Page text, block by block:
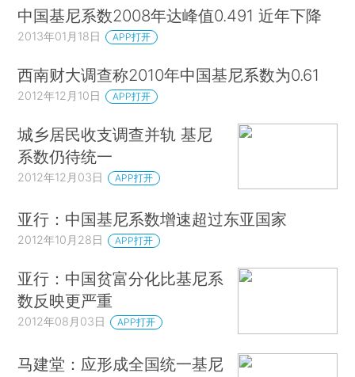
中国基尼系数2008年达峰值0.491 近年下降
2013年01月18日 APP打开
西南财大调查称2010年中国基尼系数为0.61
2012年12月10日 APP打开
城乡居民收支调查并轨 基尼
系数仍待统一
2012年12月03日 APP打开
亚行：中国基尼系数增速超过东亚国家
2012年10月28日 APP打开
亚行：中国贫富分化比基尼系
数反映更严重
2012年08月03日 APP打开
马建堂：应形成全国统一基尼